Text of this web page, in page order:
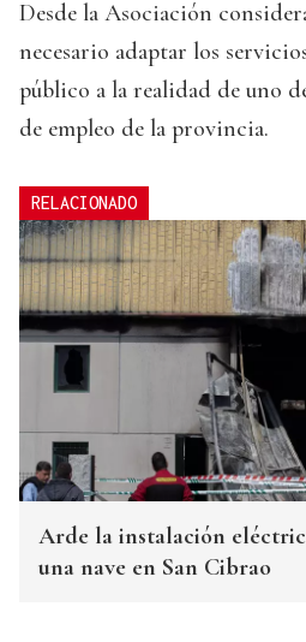
Desde la Asociación
necesario adaptar los
público a la realidad de uno
de empleo de la provincia.
RELACIONADO
Arde la instalación
una nave en San Cibrao